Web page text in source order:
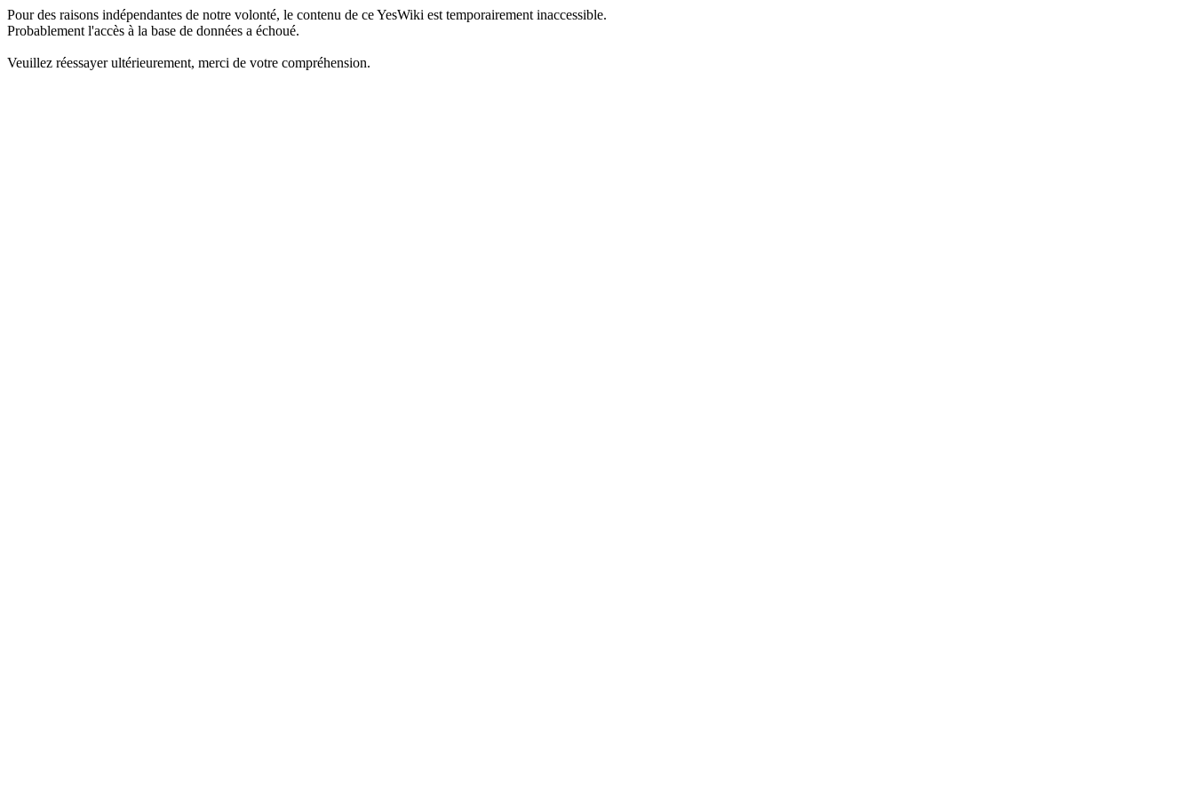
Pour des raisons indépendantes de notre volonté, le contenu de ce YesWiki est temporairement inaccessible.
Probablement l'accès à la base de données a échoué.
Veuillez réessayer ultérieurement, merci de votre compréhension.